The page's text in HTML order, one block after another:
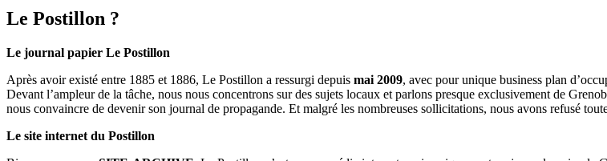
Le Postillon ?
Le journal papier Le Postillon
Après avoir existé entre 1885 et 1886, Le Postillon a ressurgi depuis mai 2009, avec pour unique business plan
Devant l’ampleur de la tâche, nous nous concentrons sur des sujets locaux et parlons presque exclusivement de
nous convaincre de devenir son journal de propagande. Et malgré les nombreuses sollicitations, nous avons refusé
Le site internet du Postillon